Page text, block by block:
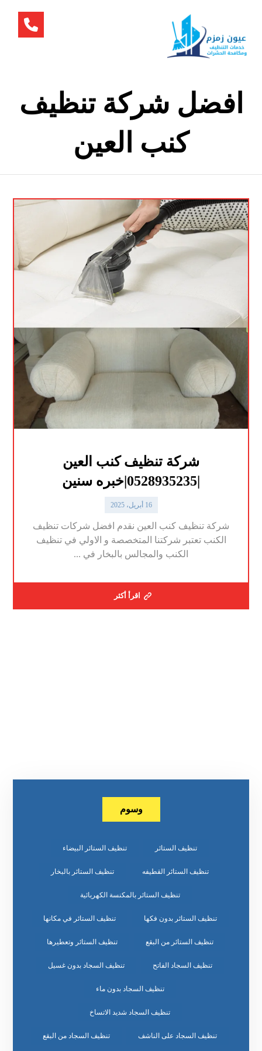
افضل شركة تنظيف
كنب العين
شركة تنظيف كنب العين
|0528935235|خبره سنين
16 أبريل، 2025
شركة تنظيف كنب العين نقدم افضل شركات تنظيف
الكنب تعتبر شركتنا المتخصصة و الاولي في تنظيف
الكنب والمجالس بالبخار في ...
اقرأ أكثر
وسوم
تنظيف الستائر تنظيف الستائر البيضاء
تنظيف الستائر القطيفه تنظيف الستائر بالبخار
تنظيف الستائر بالمكنسة الكهربائية
تنظيف الستائر بدون فكها تنظيف الستائر في مكانها
تنظيف الستائر من البقع تنظيف الستائر وتعطيرها
تنظيف السجاد الفاتح تنظيف السجاد بدون غسيل
تنظيف السجاد بدون ماء
تنظيف السجاد شديد الاتساخ
تنظيف السجاد على الناشف تنظيف السجاد من البقع